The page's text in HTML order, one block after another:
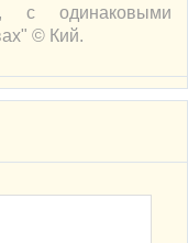
с одинаковыми
© Кий.